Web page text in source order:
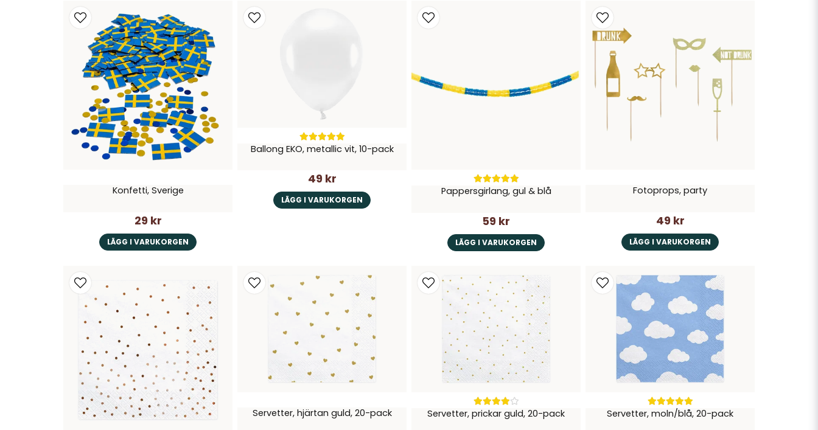
Konfetti, Sverige
29 kr
LÄGG I VARUKORGEN
Ballong EKO, metallic vit, 10-pack
49 kr
LÄGG I VARUKORGEN
Pappersgirlang, gul & blå
59 kr
LÄGG I VARUKORGEN
Fotoprops, party
49 kr
LÄGG I VARUKORGEN
Servetter, hjärtan guld, 20-pack Servetter, prickar guld, 20-pack Servetter, moln/blå, 20-pack